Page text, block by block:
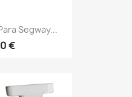
Segway...
€